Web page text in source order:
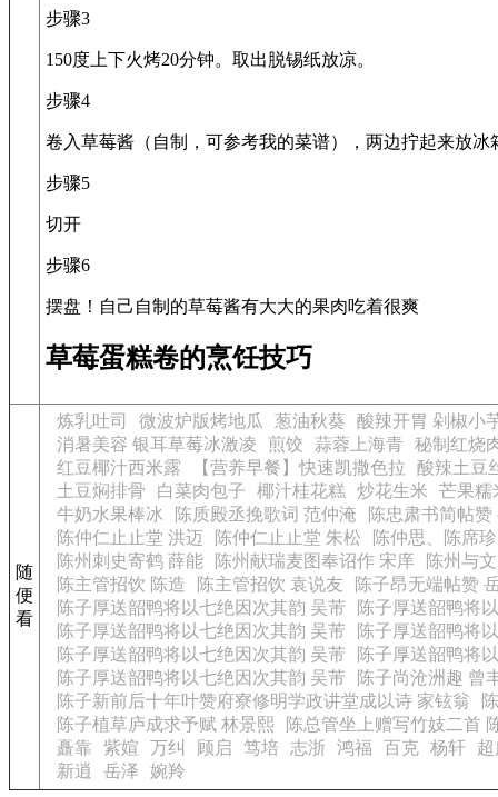
步骤3
150度上下火烤20分钟。取出脱锡纸放凉。
步骤4
卷入草莓酱（自制，可参考我的菜谱），两边拧起来放冰
步骤5
切开
步骤6
摆盘！自己自制的草莓酱有大大的果肉吃着很爽
草莓蛋糕卷的烹饪技巧
随
便
看
炼乳吐司 微波炉版烤地瓜 葱油秋葵
酸辣开胃 剁椒小
消暑美容 银耳草莓冰激凌
煎饺 蒜蓉上海青 秘制红烧
红豆椰汁西米露
【营养早餐】快速凯撒色拉
酸辣土豆
土豆焖排骨
白菜肉包子 椰汁桂花糕 炒花生米
芒果糯
牛奶水果棒冰
陈质殿丞挽歌词 范仲淹
陈忠肃书简帖赞
陈仲仁止止堂 洪迈
陈仲仁止止堂 朱松
陈仲思、陈席
陈州刺史寄鹤 薛能
陈州献瑞麦图奉诏作 宋庠
陈州与
陈主管招饮 陈造
陈主管招饮 袁说友
陈子昂无端帖赞
陈子厚送韶鸭将以七绝因次其韵 吴芾
陈子厚送韶鸭将
陈子厚送韶鸭将以七绝因次其韵 吴芾
陈子厚送韶鸭将
陈子厚送韶鸭将以七绝因次其韵 吴芾
陈子厚送韶鸭将
陈子厚送韶鸭将以七绝因次其韵 吴芾
陈子尚沧洲趣 曾
陈子新前后十年叶赞府寮修明学政讲堂成以诗 家铉翁
陈子植草庐成求予赋 林景熙
陈总管坐上赠写竹妓二首
矗靠
紫媗 万纠 顾启 笃培 志浙 鸿福 百克 杨轩
新逍
岳泽 婉羚